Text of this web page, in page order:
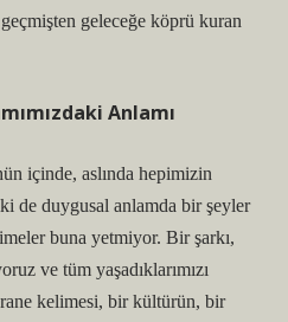
geleceğe köprü kuran
Anlamı
içinde, aslında hepimizin
de duygusal anlamda bir şeyler
buna yetmiyor. Bir şarkı,
ve tüm yaşadıklarımızı
kelimesi, bir kültürün, bir